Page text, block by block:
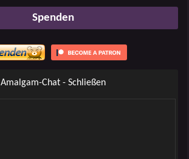
Spenden
Amalgam-Chat - Schließen